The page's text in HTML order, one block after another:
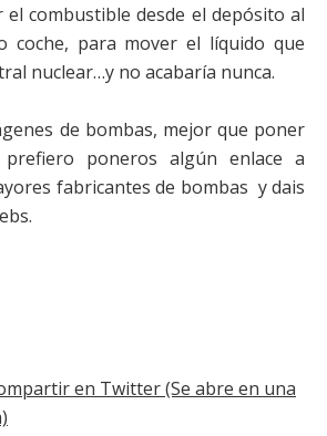
combustible desde el depósito al
coche, para mover el líquido que
nuclear…y no acabaría nunca.
de bombas, mejor que poner
poneros algún enlace a
fabricantes de bombas y dais
en Twitter (Se abre en una